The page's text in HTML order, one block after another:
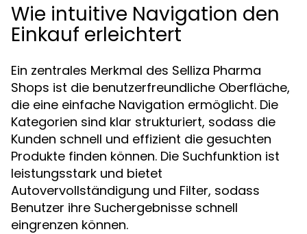
Wie intuitive Navigation den
Einkauf erleichtert
Ein zentrales Merkmal des Selliza Pharma
Shops ist die benutzerfreundliche Oberfläche,
die eine einfache Navigation ermöglicht. Die
Kategorien sind klar strukturiert, sodass die
Kunden schnell und effizient die gesuchten
Produkte finden können. Die Suchfunktion ist
leistungsstark und bietet
Autovervollständigung und Filter, sodass
Benutzer ihre Suchergebnisse schnell
eingrenzen können.